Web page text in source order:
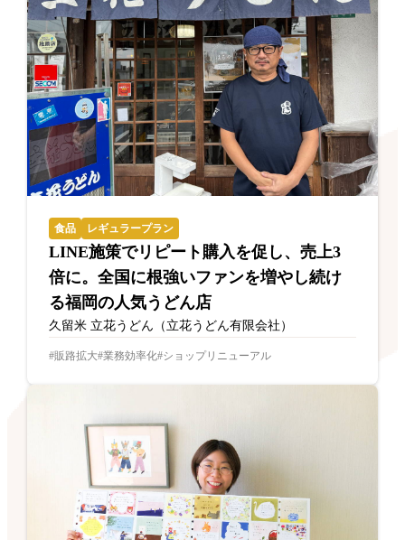
食品 レギュラープラン
LINE施策でリピート購入を促し、売上3
倍に。全国に根強いファンを増やし続け
る福岡の人気うどん店
久留米 立花うどん（立花うどん有限会社）
販路拡大 業務効率化 ショップリニューアル